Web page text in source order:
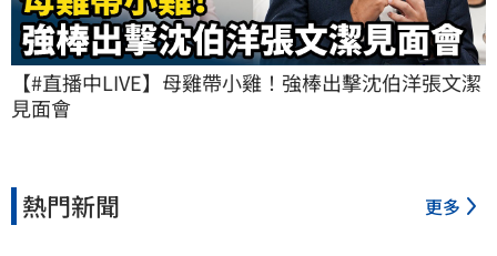
【#直播中LIVE】母雞帶小雞！強棒出擊沈伯洋張文潔
見面會
熱門新聞 更多